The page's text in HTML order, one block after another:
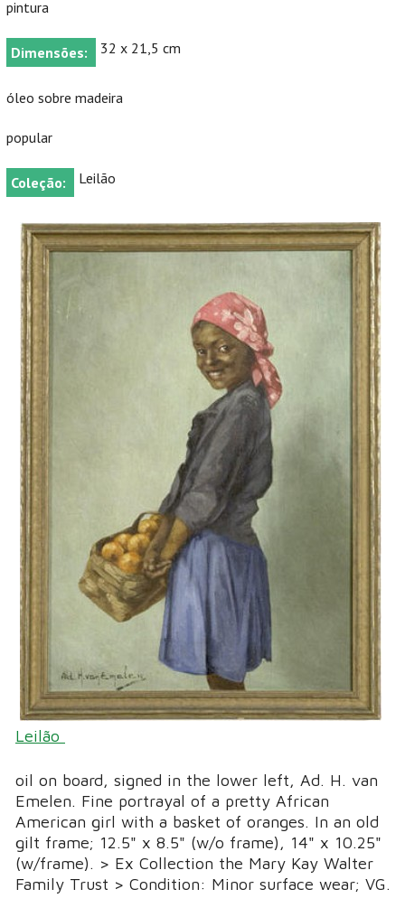
pintura
Dimensões: 32 x 21,5 cm
óleo sobre madeira
popular
Coleção: Leilão
Leilão
oil on board, signed in the lower left, Ad. H. van
Emelen. Fine portrayal of a pretty African
American girl with a basket of oranges. In an old
gilt frame; 12.5" x 8.5" (w/o frame), 14" x 10.25"
(w/frame). > Ex Collection the Mary Kay Walter
Family Trust > Condition: Minor surface wear; VG.